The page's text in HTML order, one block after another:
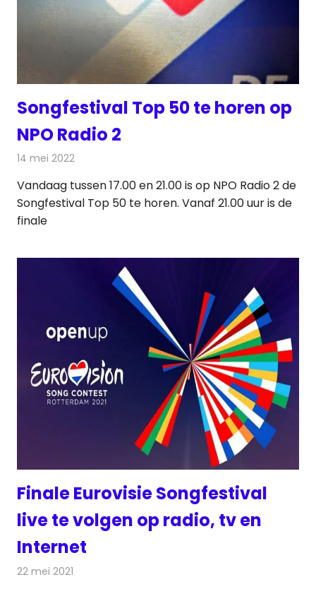
Songfestival Top 50 te horen op
NPO Radio 2
14 mei 2022
Vandaag tussen 17.00 en 21.00 is op NPO Radio 2 de
Songfestival Top 50 te horen. Vanaf 21.00 uur is de
finale
Finale Eurovisie Songfestival
live te volgen op radio, tv en
Internet
22 mei 2021